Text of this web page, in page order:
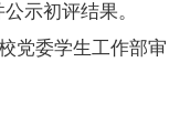
公示初评结果。
党委学生工作部审